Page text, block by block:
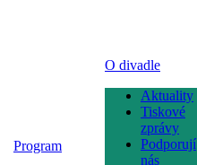
Program
O divadle
Aktuality
Tiskové
zprávy
Podporují
nás